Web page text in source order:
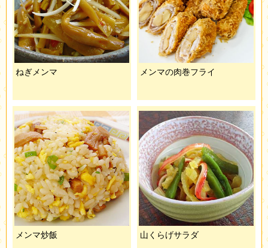
ねぎメンマ メンマの肉巻フライ
メンマ炒飯 山くらげサラダ